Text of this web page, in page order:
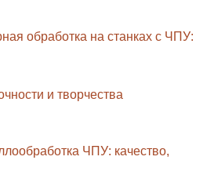
обработка на станках с ЧПУ:
и творчества
ЧПУ: качество,